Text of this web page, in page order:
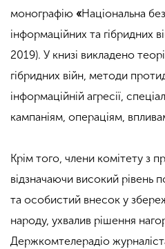
монографію «Національна
інформаційних та гібридних
2019). У книзі викладено
гібридних війн, методи
інформаційній агресії,
кампаніям, операціям,
Крім того, члени комітету з
відзначаючи високий рівень
та особистий внесок у
народу, ухвалив рішення
Держкомтелерадіо